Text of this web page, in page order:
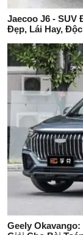
Jaecoo J6 - SUV
Đẹp, Lái Hay,
Geely